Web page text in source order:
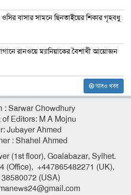
বাসার সামনে ছিনতাইয়ের শিকার গৃহবধু
রানওয়ে ম্যানিয়াকের বৈশাখী আয়োজন
আরও খবর
: Sarwar Chowdhury
Editors: M A Mojnu
Jubayer Ahmed
: Shahel Ahmed
(1st floor), Goalabazar, Sylhet.
(Office), +447865482271 (UK),
(USA)